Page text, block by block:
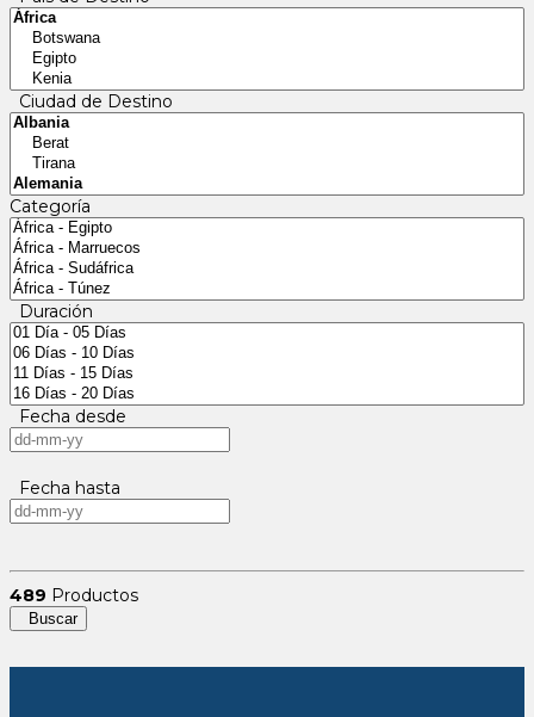
Ciudad de Destino
Categoría
Duración
Fecha desde
Fecha hasta
489 Productos
Buscar